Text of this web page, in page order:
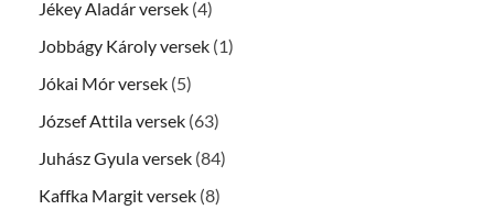
Jékey Aladár versek (4)
Jobbágy Károly versek (1)
Jókai Mór versek (5)
József Attila versek (63)
Juhász Gyula versek (84)
Kaffka Margit versek (8)